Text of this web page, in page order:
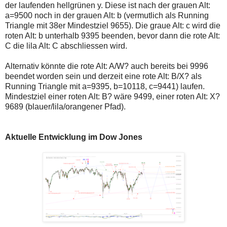
der laufenden hellgrünen y. Diese ist nach der grauen Alt:
a=9500 noch in der grauen Alt: b (vermutlich als Running
Triangle mit 38er Mindestziel 9655). Die graue Alt: c wird die
roten Alt: b unterhalb 9395 beenden, bevor dann die rote Alt:
C die lila Alt: C abschliessen wird.
Alternativ könnte die rote Alt: A/W? auch bereits bei 9996
beendet worden sein und derzeit eine rote Alt: B/X? als
Running Triangle mit a=9395, b=10118, c=9441) laufen.
Mindestziel einer roten Alt: B? wäre 9499, einer roten Alt: X?
9689 (blauer/lila/orangener Pfad).
Aktuelle Entwicklung im Dow Jones